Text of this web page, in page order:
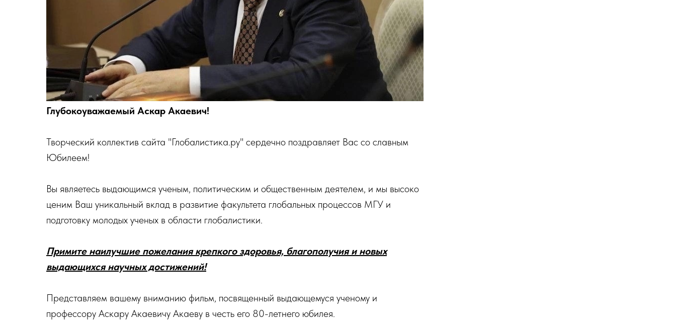
Глубокоуважаемый Аскар Акаевич!
Творческий коллектив сайта "Глобалистика.ру" сердечно поздравляет Вас со славным
Юбилеем!
Вы являетесь выдающимся ученым, политическим и общественным деятелем, и мы высоко
ценим Ваш уникальный вклад в развитие факультета глобальных процессов МГУ и
подготовку молодых ученых в области глобалистики.
Примите наилучшие пожелания крепкого здоровья, благополучия и новых
выдающихся научных достижений!
Представляем вашему вниманию фильм, посвященный выдающемуся ученому и
профессору Аскару Акаевичу Акаеву в честь его 80-летнего юбилея.